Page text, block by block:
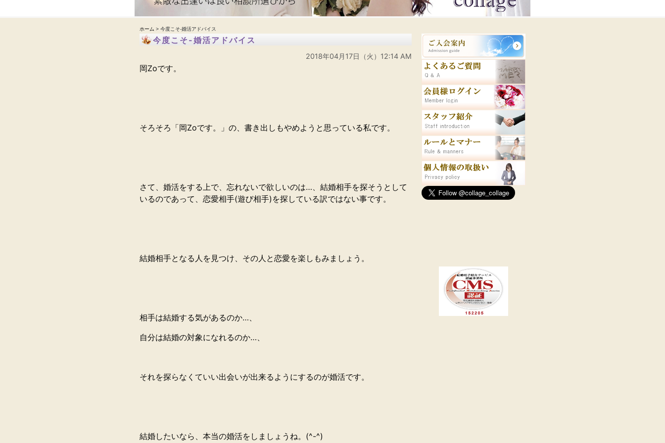
ホーム > 今度こそ-婚活アドバイス
今度こそ-婚活アドバイス
2018年04月17日（火）12:14 AM
岡Zoです。
そろそろ「岡Zoです。」の、書き出しもやめようと思っている私です。
さて、婚活をする上で、忘れないで欲しいのは…、結婚相手を探そうとして
いるのであって、恋愛相手(遊び相手)を探している訳ではない事です。
結婚相手となる人を見つけ、その人と恋愛を楽しもみましょう。
相手は結婚する気があるのか…、
自分は結婚の対象になれるのか…、
それを探らなくていい出会いが出来るようにするのが婚活です。
結婚したいなら、本当の婚活をしましょうね。(^-^)